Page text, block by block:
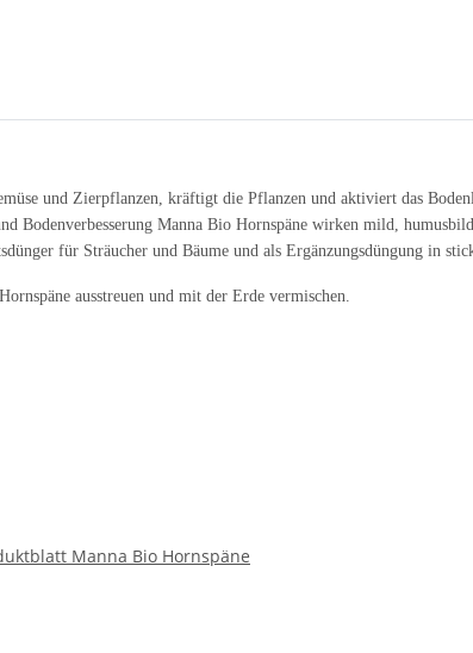
und Zierpflanzen, kräftigt die Pflanzen und aktiviert das
Bodenverbesserung Manna Bio Hornspäne wirken mild,
für Sträucher und Bäume und als Ergänzungsdüngung in
ausstreuen und mit der Erde vermischen.
Manna Bio Hornspäne